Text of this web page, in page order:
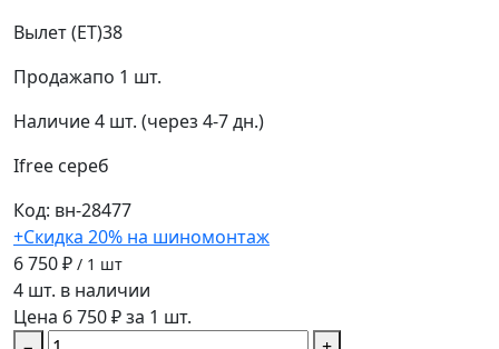
Вылет (ET)38
Продажапо 1 шт.
Наличие4 шт. (через 4-7 дн.)
Ifree сереб
Код: вн-28477
+Скидка 20% на шиномонтаж
6 750 ₽ / 1 шт
4 шт. в наличии
Цена 6 750 ₽ за 1 шт.